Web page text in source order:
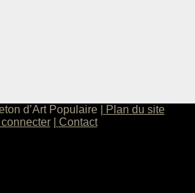
d’Art Populaire
Plan du site
Contact